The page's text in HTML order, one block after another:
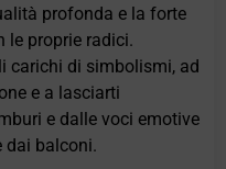
profonda e la forte
le proprie radici.
carichi di simbolismi, ad
e a lasciarti
e dalle voci emotive
dai balconi.